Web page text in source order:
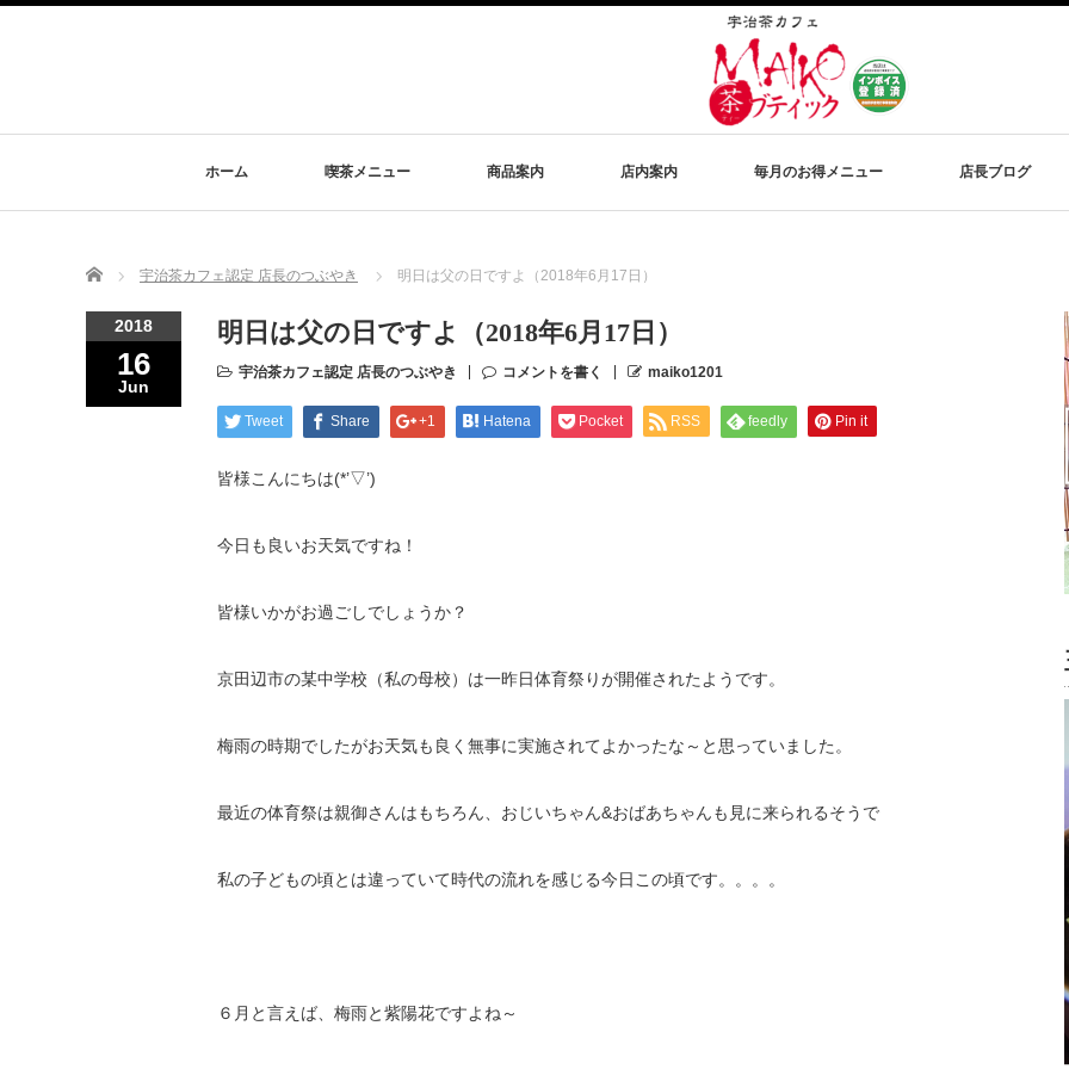
ホーム 喫茶メニュー 商品案内 店内案内 毎月のお得メニュー 店長ブログ
Home 宇治茶カフェ認定 店長のつぶやき 明日は父の日ですよ（2018年6月17日）
2018
16
Jun
明日は父の日ですよ（2018年6月17日）
宇治茶カフェ認定 店長のつぶやき コメントを書く maiko1201
Tweet Share +1 Hatena Pocket RSS feedly Pin it
皆様こんにちは(*’▽’)
今日も良いお天気ですね！
皆様いかがお過ごしでしょうか？
京田辺市の某中学校（私の母校）は一昨日体育祭りが開催されたようです。
梅雨の時期でしたがお天気も良く無事に実施されてよかったな～と思っていました。
最近の体育祭は親御さんはもちろん、おじいちゃん&おばあちゃんも見に来られるそうで
私の子どもの頃とは違っていて時代の流れを感じる今日この頃です。。。。
６月と言えば、梅雨と紫陽花ですよね～